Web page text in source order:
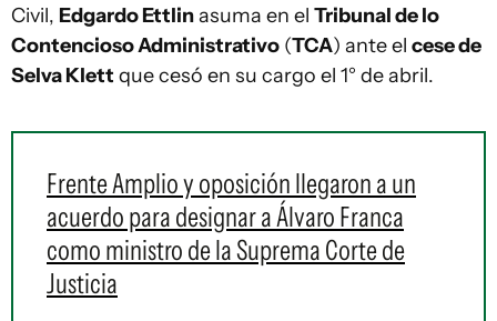
Civil, Edgardo Ettlinasuma en el Tribunal de lo
Contencioso Administrativo (TCA) ante el cese de
Selva Klett que cesó en su cargo el 1° de abril.
Frente Amplio y oposición llegaron a un
acuerdo para designar a Álvaro Franca
como ministro de la Suprema Corte de
Justicia